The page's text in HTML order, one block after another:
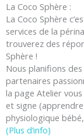
La Coco Sphère :
La Coco Sphère
services de la
trouverez des
Sphère !
Nous planifions
partenaires
la page Atelier
et signe
physiologique
(Plus d’info)